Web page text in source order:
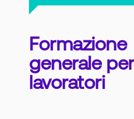
Formazione
generale
lavoratori